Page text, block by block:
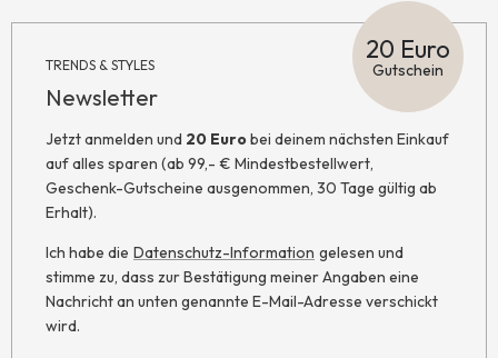
TRENDS & STYLES
Newsletter
20 Euro
Gutschein
Jetzt anmelden und 20 Eurobei deinem nächsten Einkauf
auf alles sparen (ab 99,- € Mindestbestellwert,
Geschenk-Gutscheine ausgenommen, 30 Tage gültig ab
Erhalt).
Ich habe die Datenschutz-Information gelesen und
stimme zu, dass zur Bestätigung meiner Angaben eine
Nachricht an unten genannte E-Mail-Adresse verschickt
wird.